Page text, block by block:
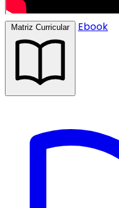
Matriz Curricular Ebook